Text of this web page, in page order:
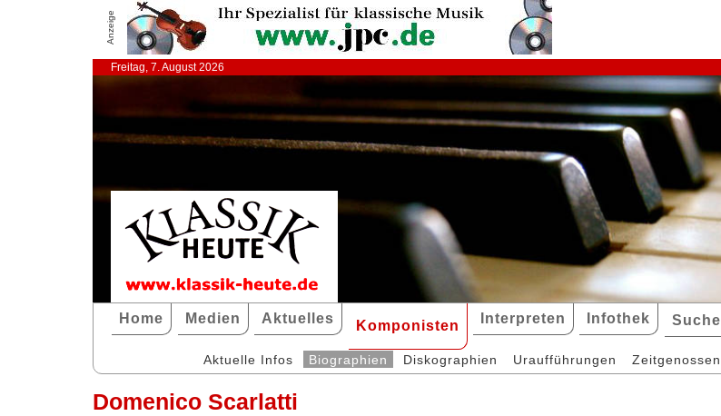
Anzeige
Freitag, 7. August 2026
Home Medien Aktuelles Komponisten Interpreten Infothek Suche
Aktuelle Infos Biographien Diskographien Uraufführungen Zeitgenossen
Domenico Scarlatti